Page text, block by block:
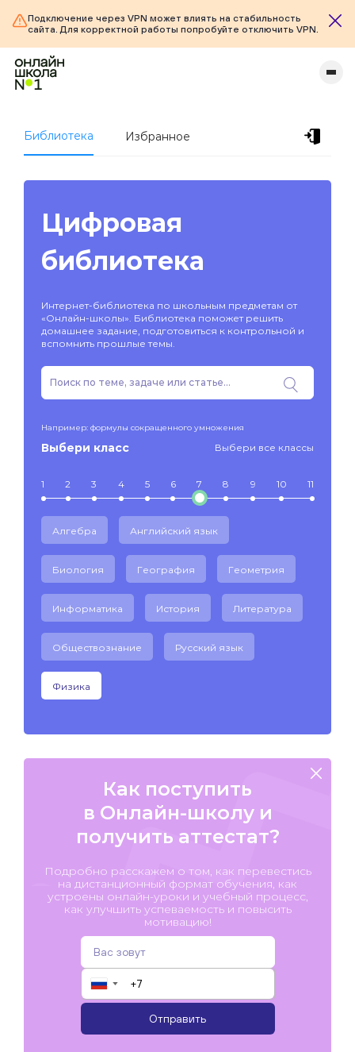
Подключение через VPN может влиять на стабильность
сайта. Для корректной работы попробуйте отключить VPN.
Библиотека Избранное
Цифровая
библиотека
Интернет-библиотека по школьным предметам от
«Онлайн-школы». Библиотека поможет решить
домашнее задание, подготовиться к контрольной и
вспомнить прошлые темы.
Например: формулы сокращенного умножения
Выбери класс Выбери все классы
1 2 3 4 5 6 7 8 9 10 11
Алгебра Английский язык
Биология География Геометрия
Информатика История Литература
Обществознание Русский язык
Физика
Как поступить
в Онлайн-школу и
получить аттестат?
Подробно расскажем о том, как перевестись
на дистанционный формат обучения, как
устроены онлайн-уроки и учебный процесс,
как улучшить успеваемость и повысить
мотивацию!
▼
Отправить